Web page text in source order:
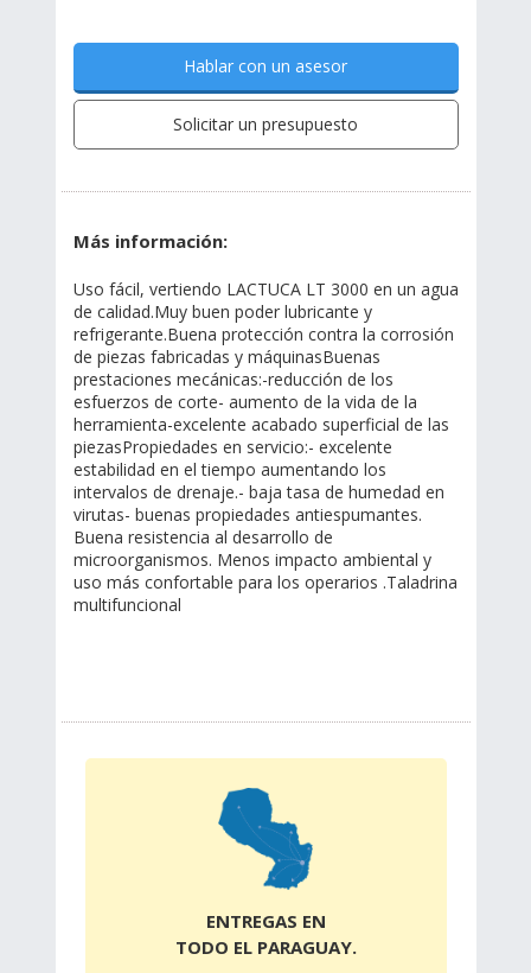
Hablar con un asesor
Solicitar un presupuesto
Más información:
Uso fácil, vertiendo LACTUCA LT 3000 en un agua
de calidad.Muy buen poder lubricante y
refrigerante.Buena protección contra la corrosión
de piezas fabricadas y máquinasBuenas
prestaciones mecánicas:-reducción de los
esfuerzos de corte- aumento de la vida de la
herramienta-excelente acabado superficial de las
piezasPropiedades en servicio:- excelente
estabilidad en el tiempo aumentando los
intervalos de drenaje.- baja tasa de humedad en
virutas- buenas propiedades antiespumantes.
Buena resistencia al desarrollo de
microorganismos. Menos impacto ambiental y
uso más confortable para los operarios .Taladrina
multifuncional
ENTREGAS EN
TODO EL PARAGUAY.